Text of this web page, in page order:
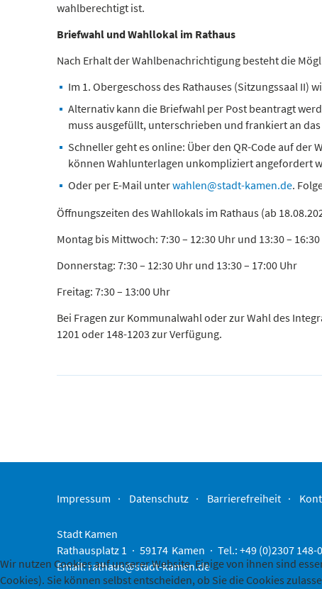
wahlberechtigt ist.
Briefwahl und Wahllokal im Rathaus
Nach Erhalt der Wahlbenachrichtigung besteht die
Im 1. Obergeschoss des Rathauses (Sitzungssaal II)
Alternativ kann die Briefwahl per Post beantragt
muss ausgefüllt, unterschrieben und frankiert an
Schneller geht es online: Über den QR-Code auf
können Wahlunterlagen unkompliziert angefordert
Oder per E-Mail unterwahlen@stadt-kamen.de.
Öffnungszeiten des Wahllokals im Rathaus (ab
Montag bis Mittwoch: 7:30 – 12:30 Uhr und 13:30 –
Donnerstag: 7:30 – 12:30 Uhr und 13:30 – 17:00 Uhr
Freitag: 7:30 – 13:00 Uhr
Bei Fragen zur Kommunalwahl oder zur Wahl des
1201 oder 148-1203 zur Verfügung.
Impressum Datenschutz Barrierefreiheit
Stadt Kamen
Rathausplatz 1
59174 Kamen
Tel.: +49 (0)2307 148-0
Email:rathaus@stadt-kamen.de
Wir nutzen Cookies auf unserer Website. Einige von ihnen sind
Cookies). Sie können selbst entscheiden, ob Sie die Cookies